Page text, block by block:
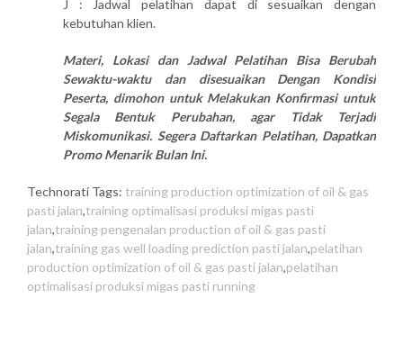
J : Jadwal pelatihan dapat di sesuaikan dengan
kebutuhan klien.
Materi, Lokasi dan Jadwal Pelatihan Bisa Berubah
Sewaktu-waktu dan disesuaikan Dengan Kondisi
Peserta, dimohon untuk Melakukan Konfirmasi untuk
Segala Bentuk Perubahan, agar Tidak Terjadi
Miskomunikasi. Segera Daftarkan Pelatihan, Dapatkan
Promo Menarik Bulan Ini.
Technorati Tags: training production optimization of oil & gas
pasti jalan,training optimalisasi produksi migas pasti
jalan,training pengenalan production of oil & gas pasti
jalan,training gas well loading prediction pasti jalan,pelatihan
production optimization of oil & gas pasti jalan,pelatihan
optimalisasi produksi migas pasti running